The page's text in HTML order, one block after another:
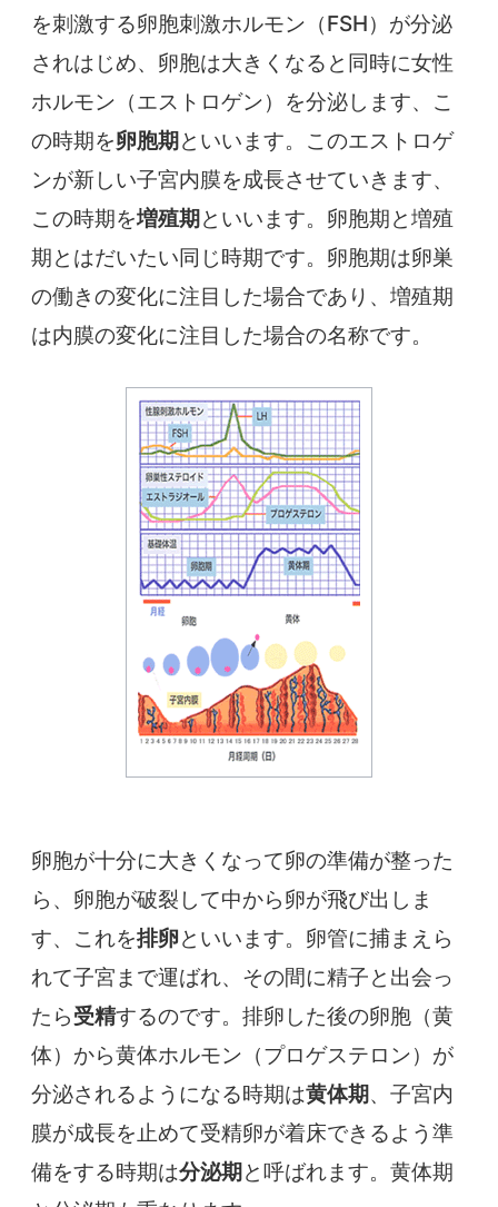
を刺激する卵胞刺激ホルモン（FSH）が分泌
されはじめ、卵胞は大きくなると同時に女性
ホルモン（エストロゲン）を分泌します、こ
の時期を卵胞期といいます。このエストロゲ
ンが新しい子宮内膜を成長させていきます、
この時期を増殖期といいます。卵胞期と増殖
期とはだいたい同じ時期です。卵胞期は卵巣
の働きの変化に注目した場合であり、増殖期
は内膜の変化に注目した場合の名称です。
卵胞が十分に大きくなって卵の準備が整った
ら、卵胞が破裂して中から卵が飛び出しま
す、これを排卵といいます。卵管に捕まえら
れて子宮まで運ばれ、その間に精子と出会っ
たら受精するのです。排卵した後の卵胞（黄
体）から黄体ホルモン（プロゲステロン）が
分泌されるようになる時期は黄体期、子宮内
膜が成長を止めて受精卵が着床できるよう準
備をする時期は分泌期と呼ばれます。黄体期